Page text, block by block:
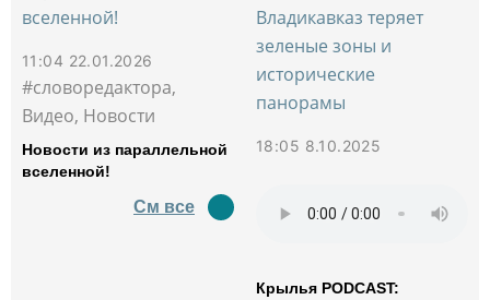
11:04 22.01.2026
#словоредактора,
Видео, Новости
Новости из параллельной
вселенной!
См все
18:05 8.10.2025
Крылья PODCAST: